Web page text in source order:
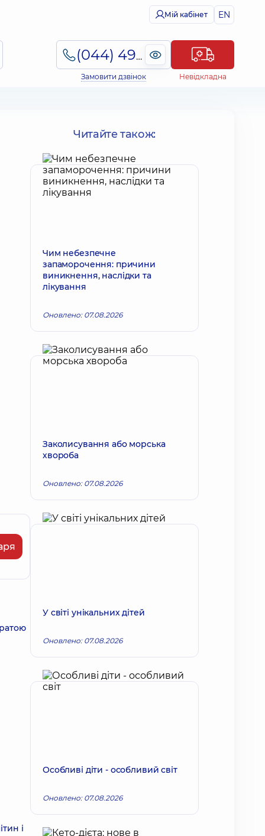
Мій кабінет EN
(044) 495-2-888
Замовити дзвінок Невідкладна
і
Читайте також:
Чим небезпечне
запаморочення: причини
виникнення, наслідки та
лікування
Оновлено: 07.08.2026
Заколисування або морська
хвороба
Оновлено: 07.08.2026
У світі унікальних дітей
Оновлено: 07.08.2026
Особливі діти - особливий світ
Оновлено: 07.08.2026